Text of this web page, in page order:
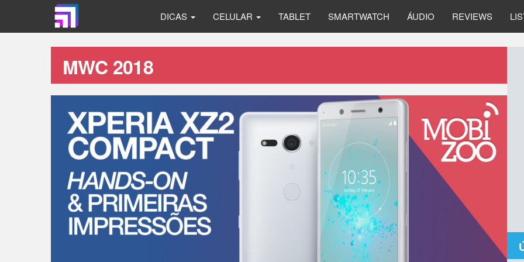
DICAS CELULAR TABLET SMARTWATCH ÁUDIO REVIEWS
MWC 2018